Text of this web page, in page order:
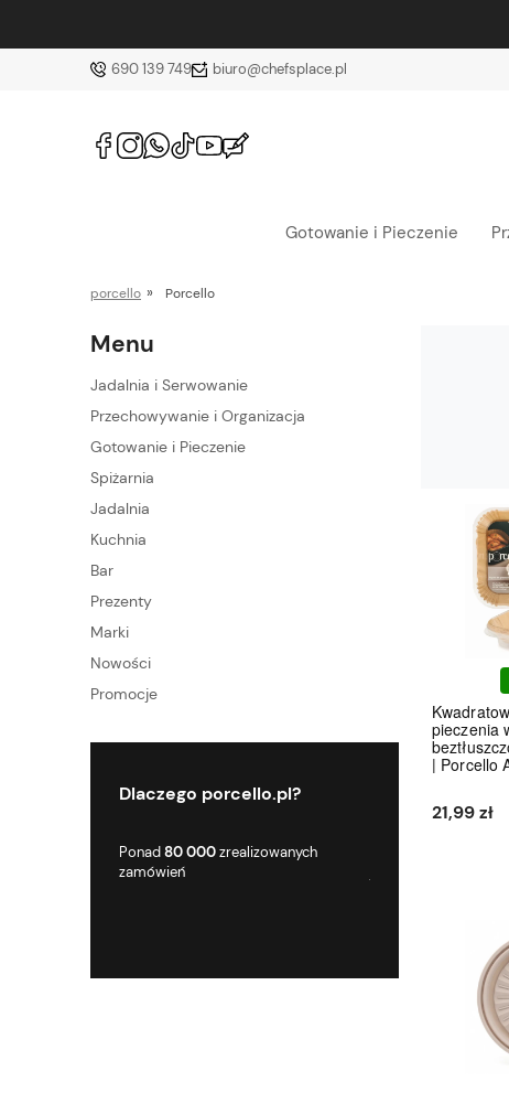
690 139 749 biuro@chefsplace.pl
Gotowanie i Pieczenie
porcello » Porcello
Menu
Jadalnia i Serwowanie
Przechowywanie i Organizacja
Gotowanie i Pieczenie
Spiżarnia
Jadalnia
Kuchnia
Bar
Prezenty
Marki
Nowości
Promocje
Dlaczego porcello.pl?
Ponad80 000zrealizowanych
zamówień
pieczenia
| Porcello
21,99 zł